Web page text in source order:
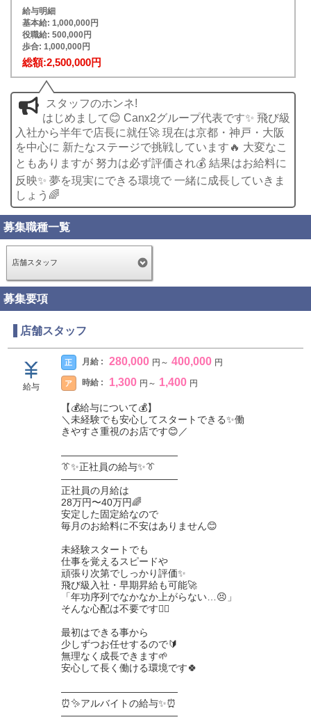
現在も店舗展開を進めているため、店長・幹部など高いポ
ストを狙えるチャンスも豊富です🚀
「将来は自分のお店を持ちたい。」
そんな方には独立支援・FC契約の相談も可能です。
────────────────
🔥 最後に
────────────────
未経験でも安心して始められる教育体制🔰
安定して稼げる給与システム💰
頑張りが正当に評価される環境📈
そして店長・幹部・独立まで目指せる将来性🚀
Canx2グループでは、経験よりも「やる気」と「素直さ」
を重視しています。
まずは話を聞くだけでも大歓迎です。
す🤝
🔰 未経験スタッフの1日
出勤後は「おはようございます。」からスタート。
職場は落ち着いた雰囲気で、ピリピリした空気はありませ
最初は先輩スタッフの横について、
📞電話対応
💻サイト更新
などを一緒に覚えていきます。
「ここはこうするとやりやすいよ。」
「次は一緒にやってみよう。」
という流れで進めるので、焦る必要はありません🤝
────────────────
📈 未経験でも成長できる理由
────────────────
Canx2グループは未経験育成に力を入れています。
「できない前提」で教えるので焦らなくて大丈夫です🔰
少しずつできることが増え、仕事にも慣れ、お給料もしっ
自分自身の成長を実感できる環境です。
給与明細
基本給: 1,000,000円
役職給: 500,000円
歩合: 1,000,000円
総額:2,500,000円
スタッフのホンネ!
はじめまして😊 Canx2グループ代表です✨ 飛び級
入社から半年で店長に就任🚀 現在は京都・神戸・大阪
を中心に 新たなステージで挑戦しています🔥 大変なこ
ともありますが 努力は必ず評価され💰 結果はお給料に
反映✨ 夢を現実にできる環境で 一緒に成長していきま
しょう🌈
募集職種一覧
店舗スタッフ
募集要項
店舗スタッフ
給与
正 月給 : 280,000 円 ～ 400,000 円
ア 時給 : 1,300 円 ～ 1,400 円
【💰給与について💰】
＼未経験でも安心してスタートできる✨働
きやすさ重視のお店です😊／
――――――――――――
👔✨正社員の給与✨👔
――――――――――――
正社員の月給は
28万円〜40万円🌈
安定した固定給なので
毎月のお給料に不安はありません😊
未経験スタートでも
仕事を覚えるスピードや
頑張り次第でしっかり評価✨
飛び級入社・早期昇給も可能🚀
「年功序列でなかなか上がらない…😣」
そんな心配は不要です🙆‍♂️
最初はできる事から
少しずつお任せするので🔰
無理なく成長できます🌱
安心して長く働ける環境です🍀
――――――――――――
⏰✨アルバイトの給与✨⏰
――――――――――――